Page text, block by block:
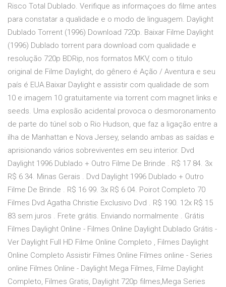
Risco Total Dublado. Verifique as informaçoes do filme antes
para constatar a qualidade e o modo de linguagem. Daylight
Dublado Torrent (1996) Download 720p. Baixar Filme Daylight
(1996) Dublado torrent para download com qualidade e
resolução 720p BDRip, nos formatos MKV, com o titulo
original de Filme Daylight, do gênero é Ação / Aventura e seu
país é EUA.Baixar Daylight e assistir com qualidade de som
10 e imagem 10 gratuitamente via torrent com magnet links e
seeds. Uma explosão acidental provoca o desmoronamento
de parte do túnel sob o Rio Hudson, que faz a ligação entre a
ilha de Manhattan e Nova Jersey, selando ambas as saídas e
aprisionando vários sobreviventes em seu interior. Dvd
Daylight 1996 Dublado + Outro Filme De Brinde . R$ 17 84. 3x
R$ 6 34. Minas Gerais . Dvd Daylight 1996 Dublado + Outro
Filme De Brinde . R$ 16 99. 3x R$ 6 04. Poirot Completo 70
Filmes Dvd Agatha Christie Exclusivo Dvd . R$ 190. 12x R$ 15
83 sem juros . Frete grátis. Enviando normalmente . Grátis
Filmes Daylight Online - Filmes Online Daylight Dublado Grátis -
Ver Daylight Full HD Filme Online Completo , Filmes Daylight
Online Completo Assistir Filmes Online Filmes online - Series
online Filmes Online - Daylight Mega Filmes, Filme Daylight
Completo, Filmes Gratis, Daylight 720p filmes,Mega Series